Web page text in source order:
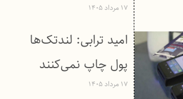
۱۷ مرداد ۱۴۰۵
امید ترابی: لندتک‌ها
پول چاپ نمی‌کنند
۱۷ مرداد ۱۴۰۵